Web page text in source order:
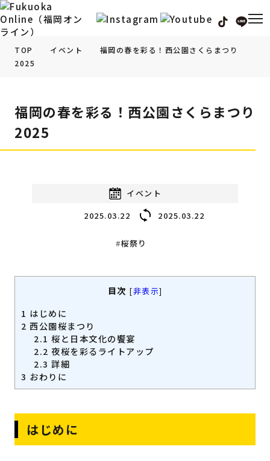
福岡の観光・お出かけ情報
福岡のイベント情報
ビューティー
フィットネス情報
教育・子育て情報
福岡のビジネス
TOP イベント
福岡の春を彩る！西公園さくらまつり
2025
福岡の春を彩る！西公園さくらまつり
2025
イベント
2025.03.22
2025.03.22
桜祭り
目次 [非表示]
1 はじめに
2 西公園桜まつり
2.1 桜と日本文化の饗宴
2.2 夜桜を彩るライトアップ
2.3 詳細
3 おわりに
はじめに